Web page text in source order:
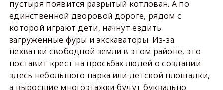
пустыря появится разрытый котлован. А по
единственной дворовой дороге, рядом с
которой играют дети, начнут ездить
загруженные фуры и экскаваторы. Из-за
нехватки свободной земли в этом районе, это
поставит крест на просьбах людей о создании
здесь небольшого парка или детской площадки,
а выросшие многоэтажки будут буквально